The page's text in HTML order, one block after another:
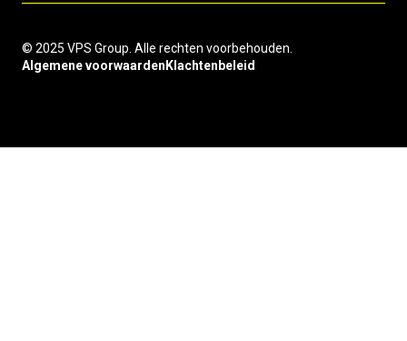
© 2025 VPS Group. Alle rechten voorbehouden.
Algemene voorwaarden Klachtenbeleid